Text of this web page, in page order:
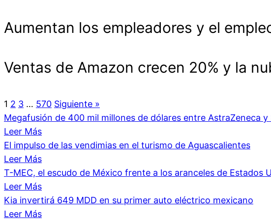
Aumentan los empleadores y el
Ventas de Amazon crecen 20% y la
1 2 3 … 570 Siguiente »
Megafusión de 400 mil millones de dólares entre AstraZeneca
Leer Más
El impulso de las vendimias en el turismo de Aguascalientes
Leer Más
T-MEC, el escudo de México frente a los aranceles de Estados
Leer Más
Kia invertirá 649 MDD en su primer auto eléctrico mexicano
Leer Más